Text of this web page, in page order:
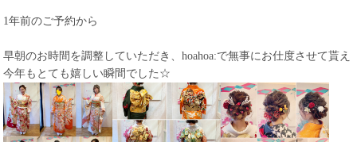
1年前のご予約から
早朝のお時間を調整していただき、hoahoa:で無事にお仕度させて貰え
今年もとても嬉しい瞬間でした☆